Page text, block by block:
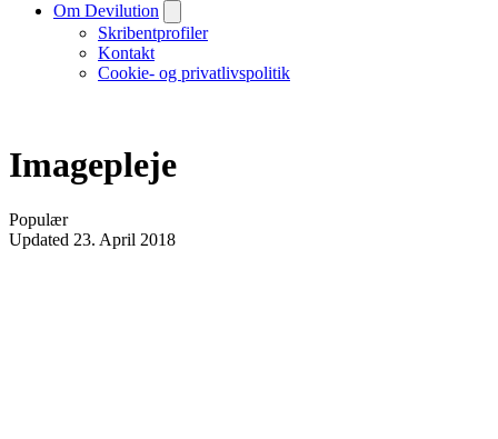
Om Devilution
Skribentprofiler
Kontakt
Cookie- og privatlivspolitik
Imagepleje
Populær
Updated 23. April 2018